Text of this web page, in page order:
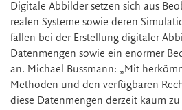
Digitale Abbilder setzen sich aus
realen Systeme sowie deren
fallen bei der Erstellung digitaler
Datenmengen sowie ein enormer
an. Michael Bussmann: „Mit
Methoden und den verfügbaren
diese Datenmengen derzeit kaum